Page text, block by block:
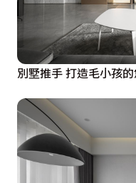
別墅推手 打造毛小孩